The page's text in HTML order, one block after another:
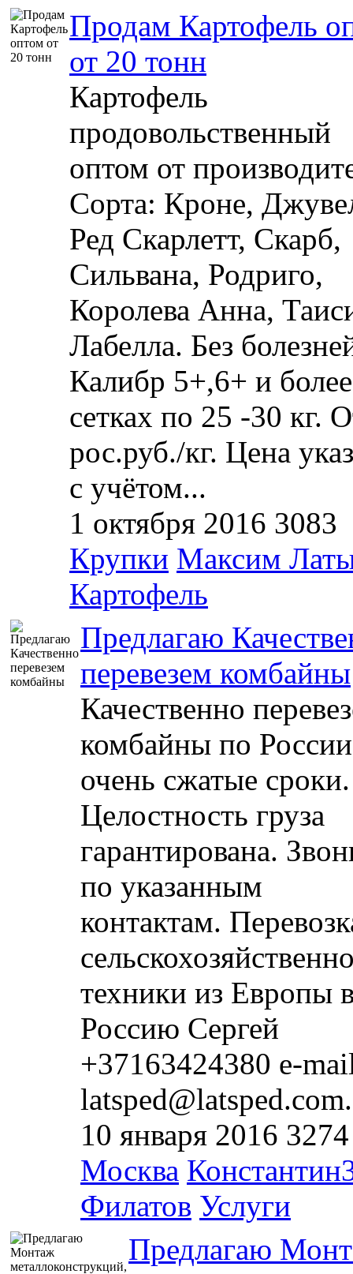
Продам Картофель
от 20 тонн
Картофель
продовольственный
оптом от
Сорта: Кроне,
Ред Скарлетт, Скарб,
Сильвана, Родриго,
Королева Анна,
Лабелла. Без
Калибр 5+,6+ и
сетках по 25 -30 кг.
рос.руб./кг. Цена
с учётом...
1 октября 2016 3083
Крупки Максим
Картофель
Предлагаю
перевезем комбайны
Качественно
комбайны по
очень сжатые сроки.
Целостность груза
гарантирована.
по указанным
контактам.
техники из Европы
Россию Сергей
+37163424380 e-
10 января 2016 3274
Москва
Филатов Услуги
Предлагаю